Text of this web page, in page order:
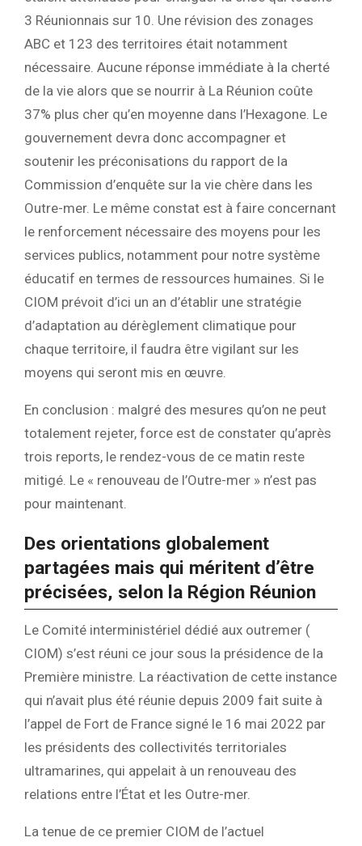
3 Réunionnais sur 10. Une révision des zonages
ABC et 123 des territoires était notamment
nécessaire. Aucune réponse immédiate à la cherté
de la vie alors que se nourrir à La Réunion coûte
37% plus cher qu’en moyenne dans l’Hexagone. Le
gouvernement devra donc accompagner et
soutenir les préconisations du rapport de la
Commission d’enquête sur la vie chère dans les
Outre-mer. Le même constat est à faire concernant
le renforcement nécessaire des moyens pour les
services publics, notamment pour notre système
éducatif en termes de ressources humaines. Si le
CIOM prévoit d’ici un an d’établir une stratégie
d’adaptation au dérèglement climatique pour
chaque territoire, il faudra être vigilant sur les
moyens qui seront mis en œuvre.
En conclusion : malgré des mesures qu’on ne peut
totalement rejeter, force est de constater qu’après
trois reports, le rendez-vous de ce matin reste
mitigé. Le « renouveau de l’Outre-mer » n’est pas
pour maintenant.
Des orientations globalement
partagées mais qui méritent d’être
précisées, selon la Région Réunion
Le Comité interministériel dédié aux outremer (
CIOM) s’est réuni ce jour sous la présidence de la
Première ministre. La réactivation de cette instance
qui n’avait plus été réunie depuis 2009 fait suite à
l’appel de Fort de France signé le 16 mai 2022 par
les présidents des collectivités territoriales
ultramarines, qui appelait à un renouveau des
relations entre l’État et les Outre-mer.
La tenue de ce premier CIOM de l’actuel